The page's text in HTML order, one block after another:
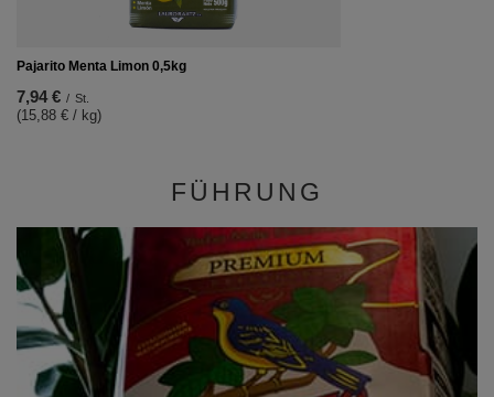
Pajarito Menta Limon 0,5kg
7,94 € / St.
(15,88 € / kg)
FÜHRUNG